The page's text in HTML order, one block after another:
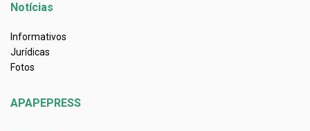
Notícias
Informativos
Jurídicas
Fotos
APAPEPRESS